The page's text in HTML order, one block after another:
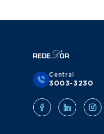
Central
3003-3230